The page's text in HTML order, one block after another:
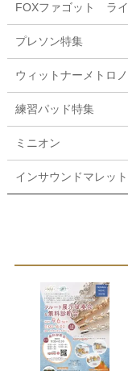
FOXファゴット ライ
プレソン特集
ウィットナーメトロ
練習パッド特集
ミニオン
インサウンドマレット